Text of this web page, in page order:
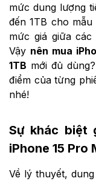
mức dung lượng
đến 1TB cho
mức giá giữa
Vậy nên mua
1TB mới đủ
điểm của từng
nhé!
Sự khác biệt
iPhone 15 Pro
Về lý thuyết,